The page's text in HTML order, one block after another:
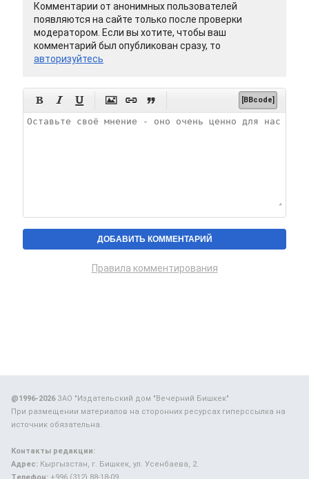
Комментарии от анонимных пользователей
появляются на сайте только после проверки
модератором. Если вы хотите, чтобы ваш
комментарий был опубликован сразу, то
авторизуйтесь
      [BBcode]
Правила комментирования
@1996-2026ЗАО "Издательский дом "Вечерний Бишкек"
При размещении материалов на сторонних ресурсах гиперссылка на
источник обязательна.
Контакты редакции:
Адрес: Кыргызстан, г. Бишкек, ул. Усенбаева, 2.